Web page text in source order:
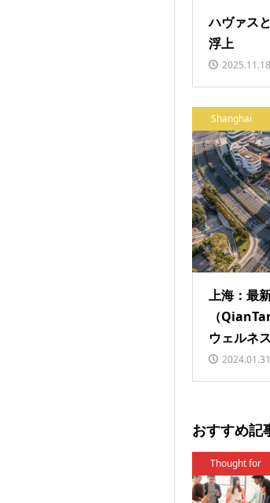
ハヴァス
浮上
2025.11.18
Shanghai
上海：最
（
ウェルネ
2024.01.31
おすすめ記
Thought for
Action